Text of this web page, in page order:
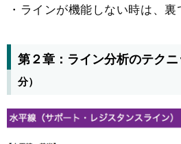
・ラインが機能しない時は、
第２章：ライン分析のテクニ
分）